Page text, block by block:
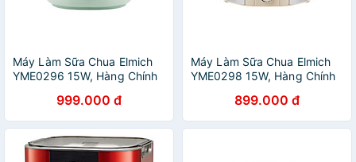
Máy Làm Sữa Chua Elmich
YME0296 15W, Hàng Chính
Ủ Inox - JoyMall
999.000 đ
Máy Làm Sữa Chua Elmich
YME0298 15W, Hàng Chính
Thủy Tinh 200ml - JoyMall
899.000 đ